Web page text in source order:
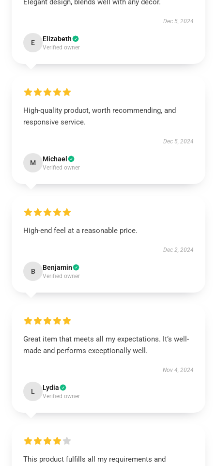
Elegant design, blends well with any décor.
Dec 5, 2024
E Elizabeth
Verified owner
High-quality product, worth recommending, and
responsive service.
Dec 5, 2024
M Michael
Verified owner
High-end feel at a reasonable price.
Dec 2, 2024
B Benjamin
Verified owner
Great item that meets all my expectations. It’s well-
made and performs exceptionally well.
Nov 4, 2024
L Lydia
Verified owner
This product fulfills all my requirements and